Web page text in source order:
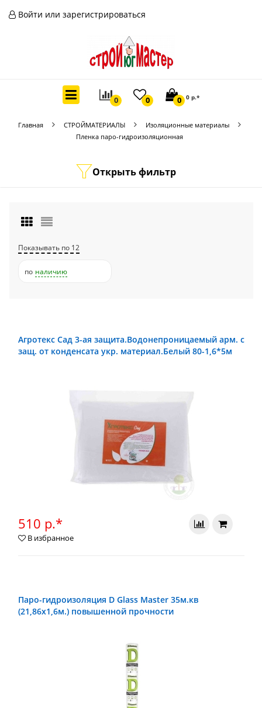
Войти или зарегистрироваться
0 0 0 0 р.*
Главная СТРОЙМАТЕРИАЛЫ
Изоляционные материалы
Пленка паро-гидроизоляционная
Открыть фильтр
Показывать по 12
по наличию
Агротекс Сад 3-ая защита.Водонепроницаемый арм. с
защ. от конденсата укр. материал.Белый 80-1,6*5м
510 р.*
В избранное
Паро-гидроизоляция D Glass Master 35м.кв
(21,86х1,6м.) повышенной прочности